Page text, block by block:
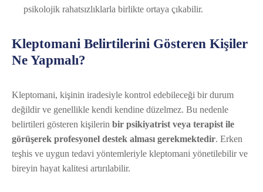
psikolojik rahatsızlıklarla birlikte ortaya çıkabilir.
Kleptomani Belirtilerini Gösteren Kişiler
Ne Yapmalı?
Kleptomani, kişinin iradesiyle kontrol edebileceği bir durum
değildir ve genellikle kendi kendine düzelmez. Bu nedenle
belirtileri gösteren kişilerin bir psikiyatrist veya terapist ile
görüşerek profesyonel destek alması gerekmektedir. Erken
teşhis ve uygun tedavi yöntemleriyle kleptomani yönetilebilir ve
bireyin hayat kalitesi artırılabilir.